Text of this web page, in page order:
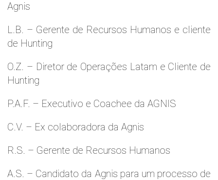
Agnis
L.B. – Gerente de Recursos Humanos e cliente
de Hunting
O.Z. – Diretor de Operações Latam e Cliente de
Hunting
P.A.F. – Executivo e Coachee da AGNIS
C.V. – Ex colaboradora da Agnis
R.S. – Gerente de Recursos Humanos
A.S. – Candidato da Agnis para um processo de